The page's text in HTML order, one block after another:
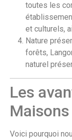
toutes les
et culturels,
Nature
forêts,
naturel
Les
Voici pourquoi